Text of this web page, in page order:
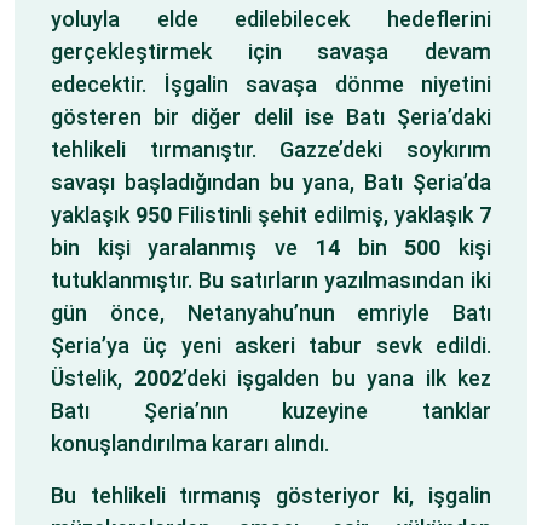
yoluyla elde edilebilecek hedeflerini
gerçekleştirmek için savaşa devam
edecektir. İşgalin savaşa dönme niyetini
gösteren bir diğer delil ise Batı Şeria’daki
tehlikeli tırmanıştır. Gazze’deki soykırım
savaşı başladığından bu yana, Batı Şeria’da
yaklaşık 950 Filistinli şehit edilmiş, yaklaşık 7
bin kişi yaralanmış ve 14bin 500 kişi
tutuklanmıştır. Bu satırların yazılmasından iki
gün önce, Netanyahu’nun emriyle Batı
Şeria’ya üç yeni askeri tabur sevk edildi.
Üstelik, 2002’deki işgalden bu yana ilk kez
Batı Şeria’nın kuzeyine tanklar
konuşlandırılma kararı alındı.
Bu tehlikeli tırmanış gösteriyor ki, işgalin